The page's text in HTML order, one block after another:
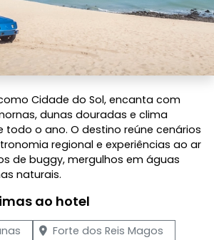
Cidade do Sol, encanta com
dunas douradas e clima
todo o ano. O destino reúne cenários
regional e experiências ao ar
de buggy, mergulhos em águas
naturais.
ao hotel
Forte dos Reis Magos